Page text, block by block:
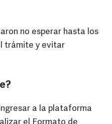
no esperar hasta los
trámite y evitar
a la plataforma